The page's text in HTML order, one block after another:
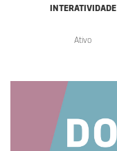
INTERATIVIDADE
Ativo